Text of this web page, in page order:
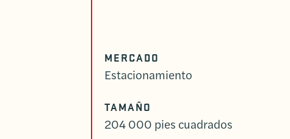
MERCADO
Estacionamiento
TAMAÑO
204 000 pies cuadrados